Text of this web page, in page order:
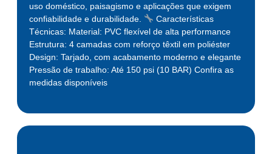
uso doméstico, paisagismo e aplicações que exigem
confiabilidade e durabilidade.
Características
Técnicas: Material: PVC flexível de alta performance
Estrutura: 4 camadas com reforço têxtil em poliéster
Design: Tarjado, com acabamento moderno e elegante
Pressão de trabalho: Até 150 psi (10 BAR) Confira as
medidas disponíveis